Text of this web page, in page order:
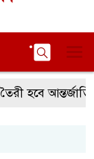
হবে আন্তর্জাতিক